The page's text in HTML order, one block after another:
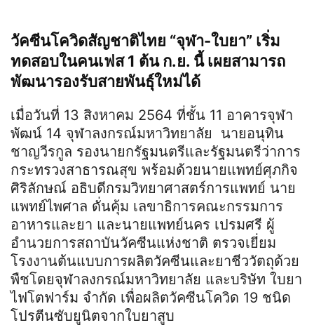
วัคซีนโควิดสัญชาติไทย “จุฬา-ใบยา” เริ่ม
ทดสอบในคนเฟส 1 ต้น ก.ย. นี้ เผยสามารถ
พัฒนารองรับสายพันธุ์ใหม่ได้
เมื่อวันที่ 13 สิงหาคม 2564 ที่ชั้น 11 อาคารจุฬา
พัฒน์ 14 จุฬาลงกรณ์มหาวิทยาลัย นายอนุทิน
ชาญวีรกูล รองนายกรัฐมนตรีและรัฐมนตรีว่าการ
กระทรวงสาธารณสุข พร้อมด้วยนายแพทย์ศุภกิจ
ศิริลักษณ์ อธิบดีกรมวิทยาศาสตร์การแพทย์ นาย
แพทย์ไพศาล ดั่นคุ้ม เลขาธิการคณะกรรมการ
อาหารและยา และนายแพทย์นคร เปรมศรี ผู้
อำนวยการสถาบันวัคซีนแห่งชาติ ตรวจเยี่ยม
โรงงานต้นแบบการผลิตวัคซีนและยาชีววัตถุด้วย
พืชโดยจุฬาลงกรณ์มหาวิทยาลัย และบริษัท ใบยา
ไฟโตฟาร์ม จำกัด เพื่อผลิตวัคซีนโควิด 19 ชนิด
โปรตีนซับยูนิตจากใบยาสูบ